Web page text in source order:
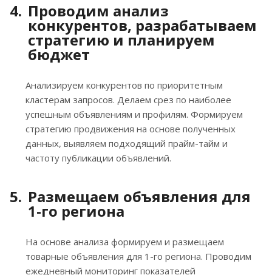
Проводим анализ
конкурентов, разрабатываем
стратегию и планируем
бюджет
Анализируем конкурентов по приоритетным
кластерам запросов. Делаем срез по наиболее
успешным объявлениям и профилям. Формируем
стратегию продвижения на основе полученных
данных, выявляем подходящий прайм-тайм и
частоту публикации объявлений.
Размещаем объявления для
1-го региона
На основе анализа формируем и размещаем
товарные объявления для 1-го региона. Проводим
ежедневный мониторинг показателей